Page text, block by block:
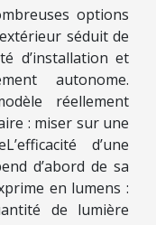
options
séduit de
d’installation et
autonome.
réellement
: miser sur une
d’une
d’abord de sa
en lumens :
de lumière